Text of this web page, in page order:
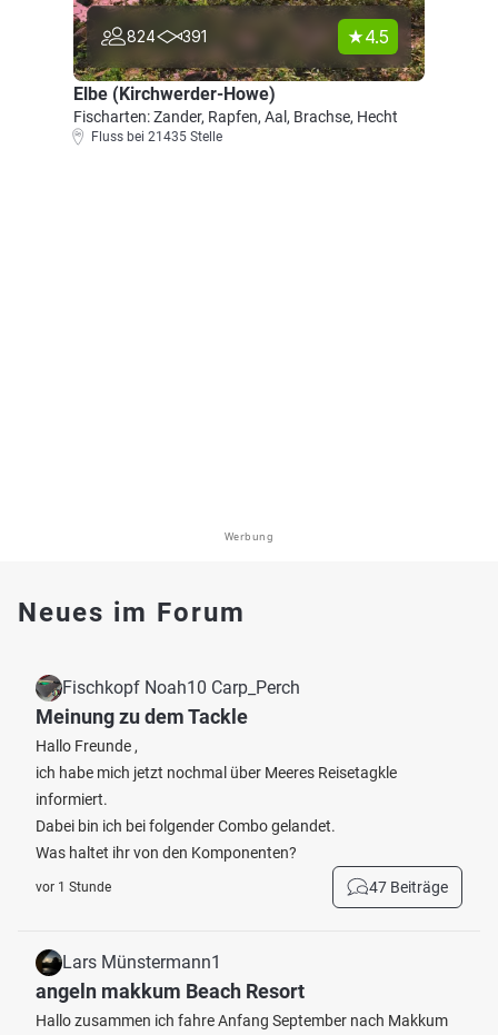
824 391 4.5
Elbe (Kirchwerder-Howe)
Fischarten: Zander, Rapfen, Aal, Brachse, Hecht
Fluss bei 21435 Stelle
Werbung
Neues im Forum
Fischkopf Noah10 Carp_Perch
Meinung zu dem Tackle
Hallo Freunde ,
ich habe mich jetzt nochmal über Meeres Reisetagkle
informiert.
Dabei bin ich bei folgender Combo gelandet.
Was haltet ihr von den Komponenten?
vor 1 Stunde 47 Beiträge
Lars Münstermann1
angeln makkum Beach Resort
Hallo zusammen ich fahre Anfang September nach Makkum